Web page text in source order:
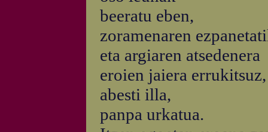
beeratu eben,
zoramenaren
eta argiaren atsedenera
eroien jaiera errukitsuz,
abesti illa,
panpa urkatua.